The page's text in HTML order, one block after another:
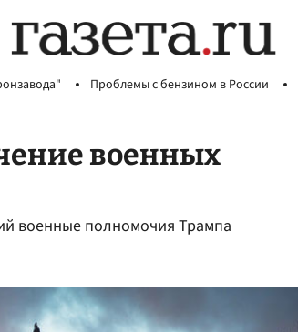
Проблемы с бензином в России
военных
военные полномочия Трампа